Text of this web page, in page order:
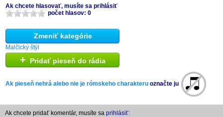
Ak chcete hlasovať, musíte sa prihlásiť
počet hlasov: 0
Zmeniť kategórie
Malčický štýl
+ Pridať pieseň do rádia
Ak pieseň nehrá alebo nie je rómskeho charakteru označte ju
Ak chcete pridať komentár, musíte sa prihlásiť: